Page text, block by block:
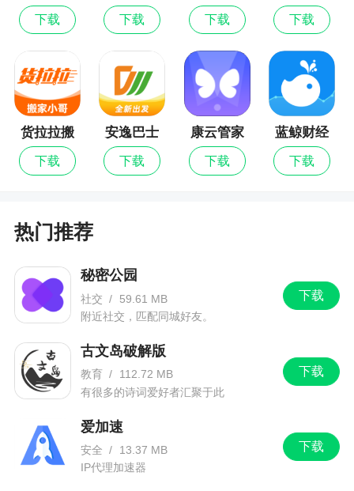
4、投资顾问全程陪伴，让您在市场波动中放下
焦虑，避免追涨杀跌的不理智行为，全情生活
软件特色
1、严选策略，用心陪伴；且慢慢谈，学习投资
知识，一起认知进阶
2、每日估值每日最新估值提醒，找到低估指数
3、且慢希望改变投资者的这种赔钱体验，理财
放下焦虑，人生才是理想状态
4、自建组合分析组合成分，解析投资逻辑
上真正赚到钱，更希望传递一种安心不焦虑的生活
方式，让您妥善投资，全情生活
精品组合帮助投资者买到最合适自己的基金组合
小编评价
最新版
下载
续签
下载
家小哥
下载 下载
货拉拉搬
家小哥最
新版
下载
安逸巴士
下载
康云管家
下载
蓝鲸财经
下载
热门推荐
下载
秘密公园
社交 /
59.61 MB
附近社交，匹配同城好友。
下载
古文岛破解版
教育 /
112.72 MB
有很多的诗词爱好者汇聚于此
下载
爱加速
安全 /
13.37 MB
IP代理加速器